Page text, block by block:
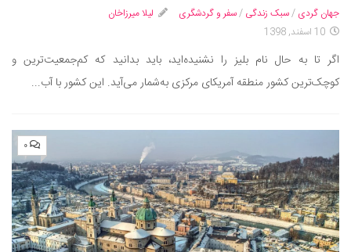
جهان گردی /سبک زندگی /سفر و گردشگری
لیلا میرزاخان
10 اسفند, 1398
اگر تا به حال نام بلیز را نشنیده‌اید، باید بدانید که کم‌جمعیت‌ترین و
کوچک‌ترین کشور منطقه آمریکای مرکزی به‌شمار می‌آید. این کشور با آب...
۰